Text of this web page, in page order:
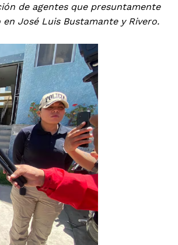
de agentes que presuntamente
José Luis Bustamante y Rivero.